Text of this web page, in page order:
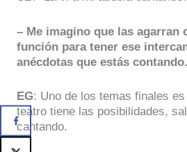
– Me imagino que las agarran
función para tener ese
anécdotas que estás contando.
EG: Uno de los temas finales
teatro tiene las posibilidades,
cantando.